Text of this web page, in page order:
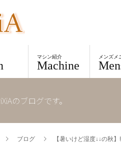
マシン紹介
Machine
メンズメ
のブログです。
ブログ 【暑いけど湿度↓↓の秋